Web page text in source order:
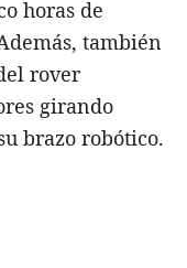
horas de
también
rover
girando
brazo robótico.